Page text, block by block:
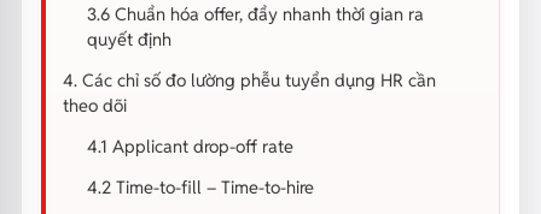
3.6 Chuẩn hóa offer, đẩy nhanh thời gian ra
quyết định
4. Các chỉ số đo lường phễu tuyển dụng HR cần
theo dõi
4.1 Applicant drop-off rate
4.2 Time-to-fill – Time-to-hire